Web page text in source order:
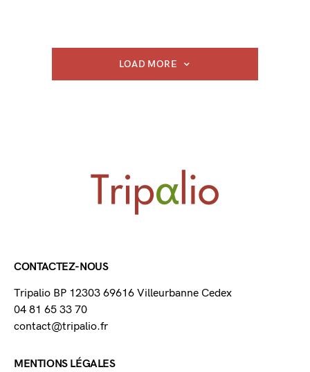
LOAD MORE
CONTACTEZ-NOUS
Tripalio BP 12303 69616 Villeurbanne Cedex
04 81 65 33 70
contact@tripalio.fr
MENTIONS LÉGALES